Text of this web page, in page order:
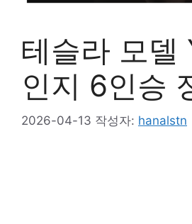
테슬라 모델
인지 6인승
2026-04-13 작성자: hanalstn